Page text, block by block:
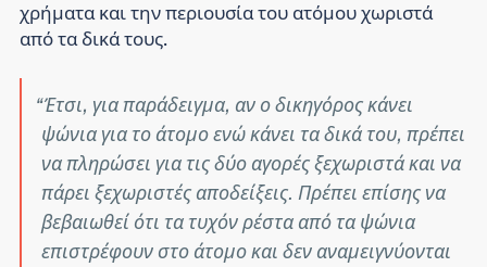
χρήματα και την περιουσία του ατόμου χωριστά
από τα δικά τους.
Έτσι, για παράδειγμα, αν ο δικηγόρος κάνει
ψώνια για το άτομο ενώ κάνει τα δικά του, πρέπει
να πληρώσει για τις δύο αγορές ξεχωριστά και να
πάρει ξεχωριστές αποδείξεις. Πρέπει επίσης να
βεβαιωθεί ότι τα τυχόν ρέστα από τα ψώνια
επιστρέφουν στο άτομο και δεν αναμειγνύονται